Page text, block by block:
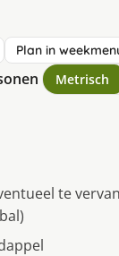
Plan in
Metrisch
te